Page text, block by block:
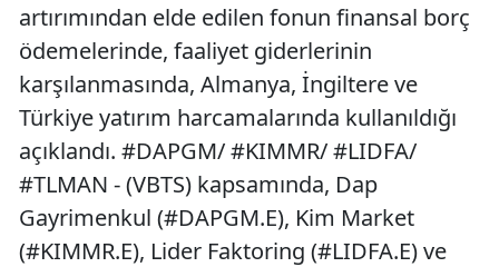
artırımından elde edilen fonun finansal borç
ödemelerinde, faaliyet giderlerinin
karşılanmasında, Almanya, İngiltere ve
Türkiye yatırım harcamalarında kullanıldığı
açıklandı. #DAPGM/ #KIMMR/ #LIDFA/
#TLMAN - (VBTS) kapsamında, Dap
Gayrimenkul (#DAPGM.E), Kim Market
(#KIMMR.E), Lider Faktoring (#LIDFA.E) ve